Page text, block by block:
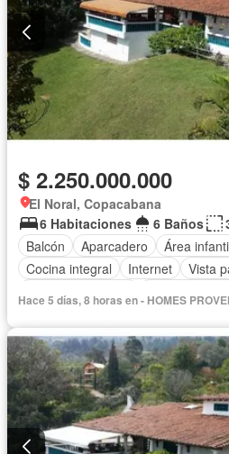
$ 2.250.000.000
El Noral, Copacabana
6 Habitaciones
6 Baños
Balcón
Aparcadero Área
Cocina integral
Internet
Vista
Hace 5 días, 8 horas en - HOMES